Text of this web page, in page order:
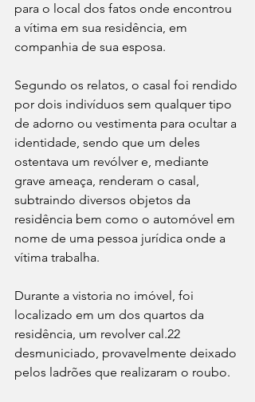
para o local dos fatos onde encontrou
a vítima em sua residência, em
companhia de sua esposa.
Segundo os relatos, o casal foi rendido
por dois indivíduos sem qualquer tipo
de adorno ou vestimenta para ocultar a
identidade, sendo que um deles
ostentava um revólver e, mediante
grave ameaça, renderam o casal,
subtraindo diversos objetos da
residência bem como o automóvel em
nome de uma pessoa jurídica onde a
vítima trabalha.
Durante a vistoria no imóvel, foi
localizado em um dos quartos da
residência, um revolver cal.22
desmuniciado, provavelmente deixado
pelos ladrões que realizaram o roubo.